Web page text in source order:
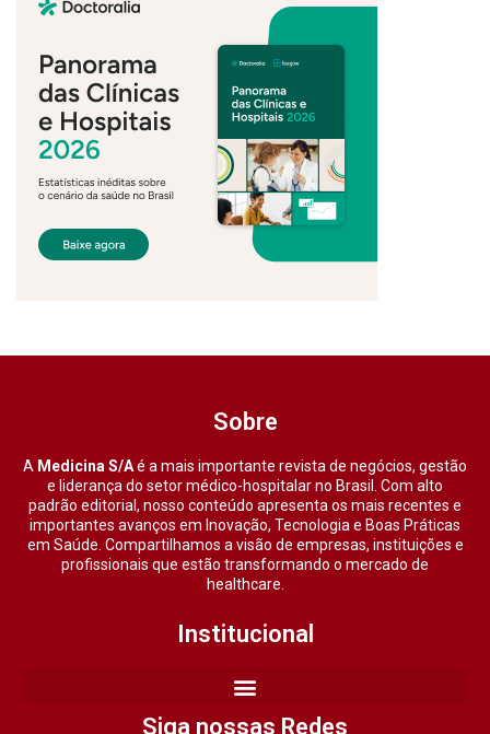
Sobre
A Medicina S/Aé a mais importante revista de negócios, gestão
e liderança do setor médico-hospitalar no Brasil. Com alto
padrão editorial, nosso conteúdo apresenta os mais recentes e
importantes avanços em Inovação, Tecnologia e Boas Práticas
em Saúde. Compartilhamos a visão de empresas, instituições e
profissionais que estão transformando o mercado de
healthcare.
Institucional
Siga nossas Redes